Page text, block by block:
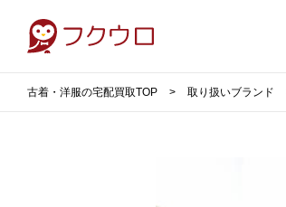
古着・洋服の宅配買取TOP 取り扱いブランド